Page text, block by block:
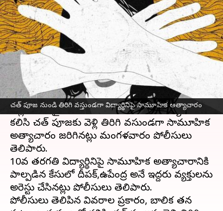
చత్ పూజ నుండి తిరిగి వస్తుండగా విద్యార్థినిపై సామూహిక అత్యాచారం
తిరిగి వస్తుండగా విద్యార్థినిపై
సామూహిక అత్యాచారం
వ్రాసిన వారు Sirish Praharaju Nov 22, 2023 10:29 am
ఈ వార్తాకథనం ఏంటి
ఉత్తర్‌ప్రదేశ్లో దారుణం చోటు చేసుకుంది. గోరఖ్‌పూర్
జిల్లాలో ఓ మైనర్ బాలిక తన కుటుంబ సభ్యులతో
కలిసి చత్ పూజకు వెళ్లి తిరిగి వస్తుండగా సామూహిక
అత్యాచారం జరిగినట్లు మంగళవారం పోలీసులు
తెలిపారు.
10వ తరగతి విద్యార్థినిపై సామూహిక అత్యాచారానికి
పాల్పడిన కేసులో దీపక్,ఉపేంద్ర అనే ఇద్దరు వ్యక్తులను
అరెస్టు చేసినట్లు పోలీసులు తెలిపారు.
పోలీసులు తెలిపిన వివరాల ప్రకారం, బాలిక తన